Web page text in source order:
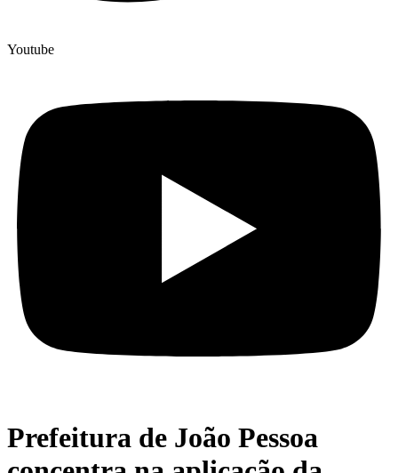
Youtube
Prefeitura de João Pessoa